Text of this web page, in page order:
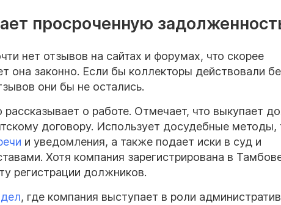
просроченную
нет отзывов на сайтах и форумах, что скорее
она законно. Если бы коллекторы действовали
они бы не остались.
о работе. Отмечает, что выкупает
договору. Использует досудебные методы,
и уведомления, а также подает иски в суд и
Хотя компания зарегистрирована в
регистрации должников.
, где компания выступает в роли